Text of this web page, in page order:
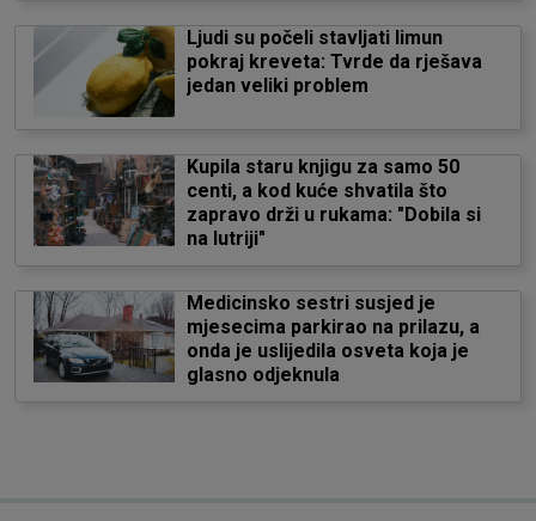
Ljudi su počeli stavljati limun
pokraj kreveta: Tvrde da rješava
jedan veliki problem
Kupila staru knjigu za samo 50
centi, a kod kuće shvatila što
zapravo drži u rukama: "Dobila si
na lutriji"
Medicinsko sestri susjed je
mjesecima parkirao na prilazu, a
onda je uslijedila osveta koja je
glasno odjeknula